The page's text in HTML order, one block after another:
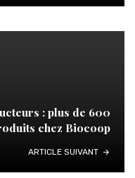
: plus de 600
chez Biocoop
ARTICLE SUIVANT